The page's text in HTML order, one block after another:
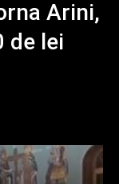
Arini,
de lei